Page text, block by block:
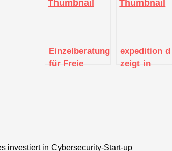
Einzelberatung
für Freie
expedition d
zeigt in
investiert in Cybersecurity-Start-up